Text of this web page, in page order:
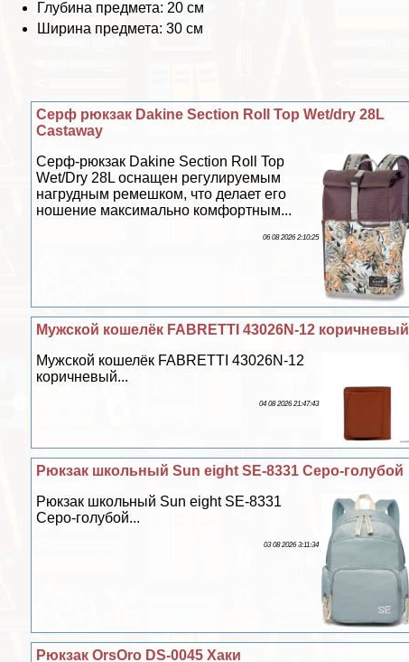
Глубина предмета: 20 см
Ширина предмета: 30 см
Серф рюкзак Dakine Section Roll Top Wet/dry 28L
Castaway
Серф-рюкзак Dakine Section Roll Top
Wet/Dry 28L оснащен регулируемым
нагрудным ремешком, что делает его
ношение максимально комфортным...
06 08 2026 2:10:25
Мужской кошелёк FABRETTI 43026N-12 коричневый
Мужской кошелёк FABRETTI 43026N-12
коричневый...
04 08 2026 21:47:43
Рюкзак школьный Sun eight SE-8331 Серо-гoлyбой
Рюкзак школьный Sun eight SE-8331
Серо-гoлyбой...
03 08 2026 3:11:34
Рюкзак OrsOro DS-0045 Хаки